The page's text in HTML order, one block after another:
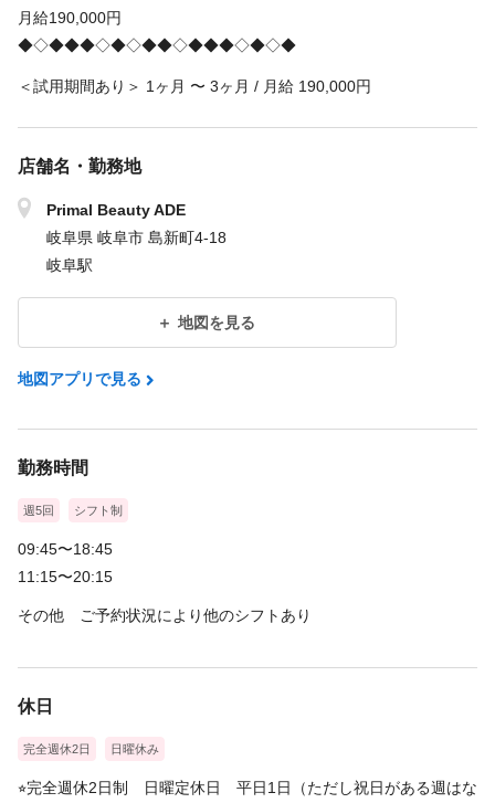
月給190,000円
◆◇◆◆◆◇◆◇◆◆◇◆◆◆◇◆◇◆
＜試用期間あり＞ 1ヶ月 〜 3ヶ月 / 月給 190,000円
店舗名・勤務地
Primal Beauty ADE
岐阜県 岐阜市 島新町4-18
岐阜駅
地図を見る
地図アプリで見る
勤務時間
週5回 シフト制
09:45〜18:45
11:15〜20:15
その他 ご予約状況により他のシフトあり
休日
完全週休2日 日曜休み
⭐︎完全週休2日制 日曜定休日 平日1日（ただし祝日がある週はな